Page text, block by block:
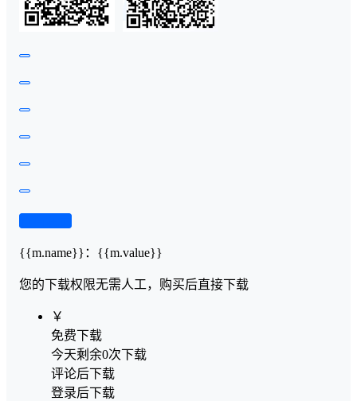
{{m.name}} ： {{m.value}}
您的下载权限无需人工，购买后直接下载
￥
免费下载
今天剩余0次下载
评论后下载
登录后下载